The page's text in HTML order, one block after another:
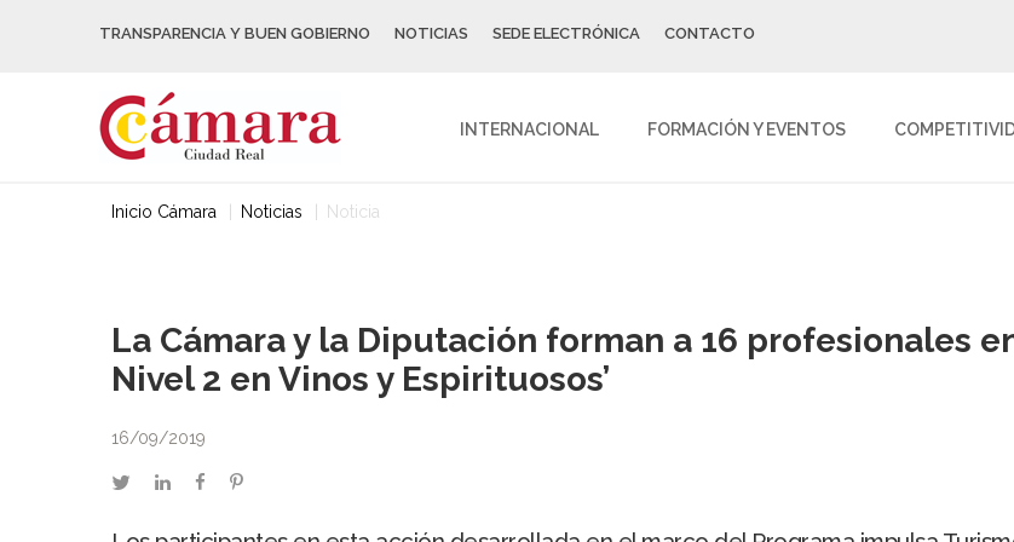
TRANSPARENCIA Y BUEN GOBIERNO NOTICIAS SEDE ELECTRÓNICA CONTACTO
INTERNACIONAL FORMACIÓN Y EVENTOS
Inicio Cámara Noticias Noticia
La Cámara y la Diputación forman a 16 profesionales
Nivel 2 en Vinos y Espirituosos’
16/09/2019
twitterlinkedinfacebookpinterest